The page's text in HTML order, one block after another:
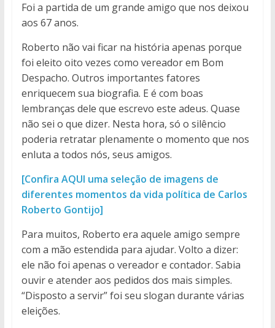
Foi a partida de um grande amigo que nos deixou
aos 67 anos.
Roberto não vai ficar na história apenas porque
foi eleito oito vezes como vereador em Bom
Despacho. Outros importantes fatores
enriquecem sua biografia. E é com boas
lembranças dele que escrevo este adeus. Quase
não sei o que dizer. Nesta hora, só o silêncio
poderia retratar plenamente o momento que nos
enluta a todos nós, seus amigos.
[Confira AQUI uma seleção de imagens de
diferentes momentos da vida política de Carlos
Roberto Gontijo]
Para muitos, Roberto era aquele amigo sempre
com a mão estendida para ajudar. Volto a dizer:
ele não foi apenas o vereador e contador. Sabia
ouvir e atender aos pedidos dos mais simples.
“Disposto a servir” foi seu slogan durante várias
eleições.